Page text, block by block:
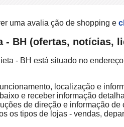
uma avalia ção de shopping e
- BH (ofertas, notícias,
- BH está situado no
localização e
e receber informação
de direção e informação
os tipos de lojas - vendas,